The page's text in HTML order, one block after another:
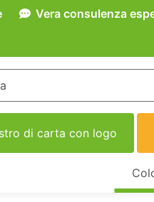
Vera consulenza
di carta con logo